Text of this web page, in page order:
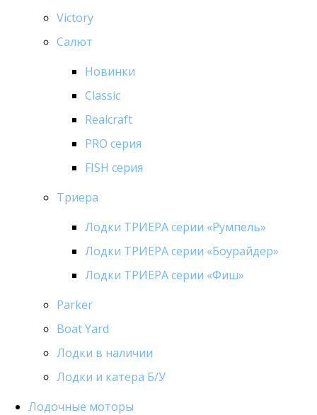
Victory
Салют
Новинки
Classic
Realcraft
PRO серия
FISH серия
Триера
Лодки ТРИЕРА серии «Румпель»
Лодки ТРИЕРА серии «Боурайдер»
Лодки ТРИЕРА серии «Фиш»
Parker
Boat Yard
Лодки в наличии
Лодки и катера Б/У
Лодочные моторы